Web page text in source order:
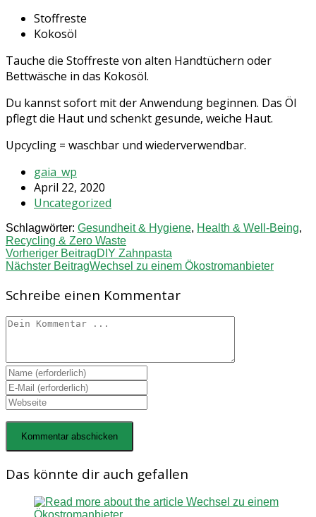
Stoffreste
Kokosöl
Tauche die Stoffreste von alten Handtüchern oder
Bettwäsche in das Kokosöl.
Du kannst sofort mit der Anwendung beginnen. Das Öl
pflegt die Haut und schenkt gesunde, weiche Haut.
Upcycling = waschbar und wiederverwendbar.
Beitrags-
Autor:
gaia_wp
Beitrag
veröffentlicht:
April 22, 2020
Beitrags-
Uncategorized
Schlagwörter: Gesundheit & Hygiene, Health & Well-Being,
Recycling & Zero Waste
Weitere
ansehen
Vorheriger BeitragDIY Zahnpasta
Nächster BeitragWechsel zu einem Ökostromanbieter
Schreibe einen Kommentar
Kommentieren
Gib
deinen
Namen
oder
Benutzernamen
zum
Gib
deine
E-
Mail-
Adresse
zum
ein
Gib
deine
Website-
URL
ein
Das könnte dir auch gefallen